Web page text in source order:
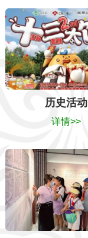
历史活动
详情>>